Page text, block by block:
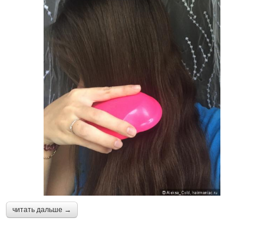
читать дальше →